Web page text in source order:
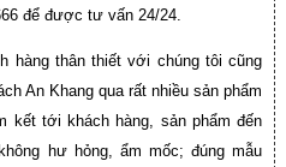
để được tư vấn 24/24.
hàng thân thiết với chúng tôi cũng
An Khang qua rất nhiều sản phẩm
kết tới khách hàng, sản phẩm đến
hư hỏng, ẩm mốc; đúng mẫu